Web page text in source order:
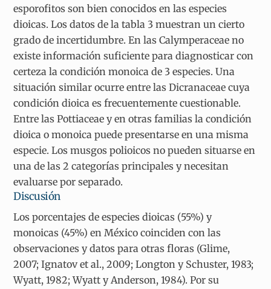
esporofitos son bien conocidos en las especies
dioicas. Los datos de la tabla 3 muestran un cierto
grado de incertidumbre. En las Calymperaceae no
existe información suficiente para diagnosticar con
certeza la condición monoica de 3 especies. Una
situación similar ocurre entre las Dicranaceae cuya
condición dioica es frecuentemente cuestionable.
Entre las Pottiaceae y en otras familias la condición
dioica o monoica puede presentarse en una misma
especie. Los musgos polioicos no pueden situarse en
una de las 2 categorías principales y necesitan
evaluarse por separado.
Discusión
Los porcentajes de especies dioicas (55%) y
monoicas (45%) en México coinciden con las
observaciones y datos para otras floras (Glime,
2007; Ignatov et al., 2009; Longton y Schuster, 1983;
Wyatt, 1982; Wyatt y Anderson, 1984). Por su